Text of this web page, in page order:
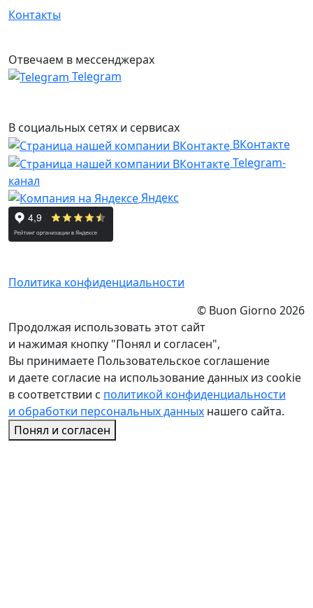
Контакты
Отвечаем в мессенджерах
Telegram
В социальных сетях и сервисах
ВКонтакте
Telegram-
канал
Яндекс
Политика конфиденциальности
© Buon Giorno 2026
Продолжая использовать этот сайт
и нажимая кнопку "Понял и согласен",
Вы принимаете Пользовательское соглашение
и даете согласие на использование данных из cookie
в соответствии с политикой конфиденциальности
и обработки персональных данных нашего сайта.
Понял и согласен